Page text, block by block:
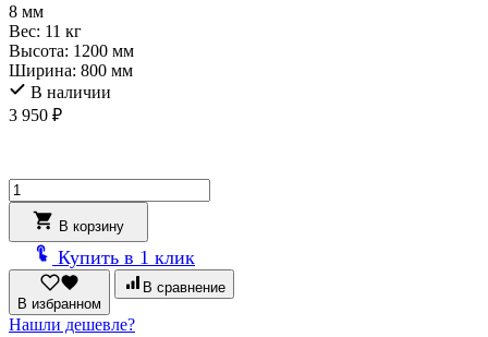
8 мм
Вес: 11 кг
Высота: 1200 мм
Ширина: 800 мм
В наличии
3 950 ₽
Количество
товара
Плита
ФАСПАН
Красно-
коричневый
№1003
Вертикаль
В корзину
Купить в 1 клик
В избранном
В сравнение
Нашли дешевле?